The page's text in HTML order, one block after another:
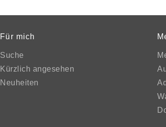
Für mich
Suche
Kürzlich angesehen
Neuheiten